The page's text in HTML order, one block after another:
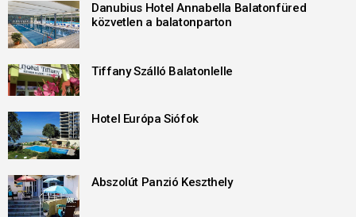
Danubius Hotel Annabella Balatonfüred
közvetlen a balatonparton
Tiffany Szálló Balatonlelle
Hotel Európa Siófok
Abszolút Panzió Keszthely